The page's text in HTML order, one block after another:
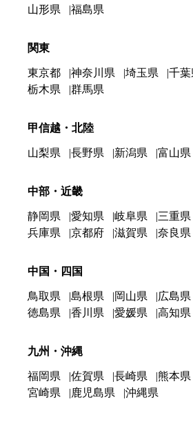
山形県
福島県
関東
東京都 神奈川県 埼玉県 千葉
栃木県
群馬県
甲信越・北陸
山梨県 長野県 新潟県 富山県
中部・近畿
静岡県 愛知県 岐阜県 三重県
兵庫県
京都府 滋賀県 奈良県
中国・四国
鳥取県 島根県 岡山県 広島県
徳島県
香川県 愛媛県 高知県
九州・沖縄
福岡県 佐賀県 長崎県 熊本県
宮崎県
鹿児島県 沖縄県